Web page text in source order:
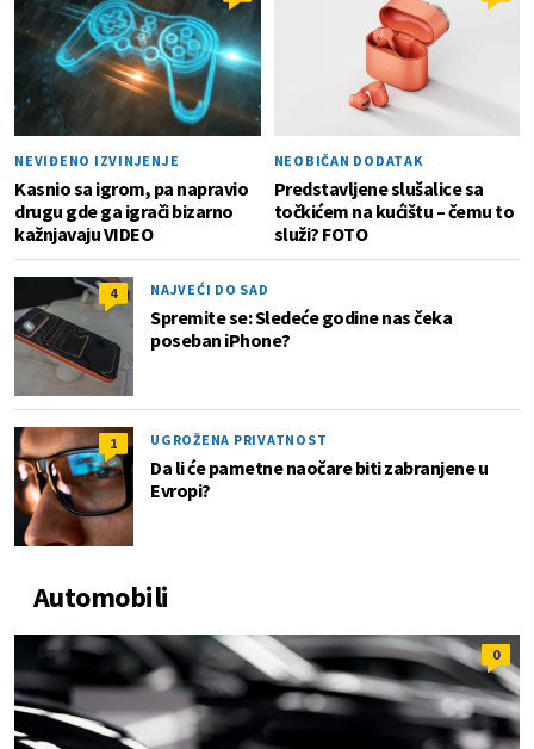
NEVIĐENO IZVINJENJE
Kasnio sa igrom, pa napravio
drugu gde ga igrači bizarno
kažnjavaju VIDEO
NEOBIČAN DODATAK
Predstavljene slušalice sa
točkićem na kućištu – čemu to
služi? FOTO
4 NAJVEĆI DO SAD
Spremite se: Sledeće godine nas čeka
poseban iPhone?
1 UGROŽENA PRIVATNOST
Da li će pametne naočare biti zabranjene u
Evropi?
Automobili
0